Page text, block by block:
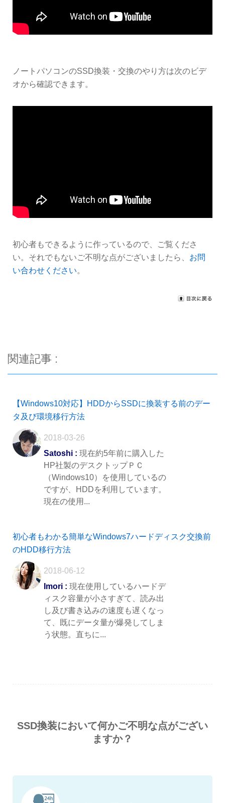
ノートパソコンのSSD換装・交換のやり方は次のビデ
オから確認できます。
初心者もできるように作っているので、ご覧くださ
い。それでもないご不明な点がございましたら、 お問
い合わせください。
関連記事 :
【Windows10対応】HDDからSSDに換装する前のデー
タ及び環境移行方法
2018-03-26
Satoshi : 現在約5年前に購入した
HP社製のデスクトップＰＣ
（Windows10）を使用しているの
ですが、HDDを利用しています。
現在の使用...
初心者もわかる簡単なWindows7ハードディスク交換前
のHDD移行方法
2018-06-12
Imori : 現在使用しているハードデ
ィスク容量が小さすぎて、読み出
し及び書き込みの速度も遅くなっ
て、既にデータ量が爆発してしま
う状態。直ちに...
SSD換装において何かご不明な点がござい
ますか？